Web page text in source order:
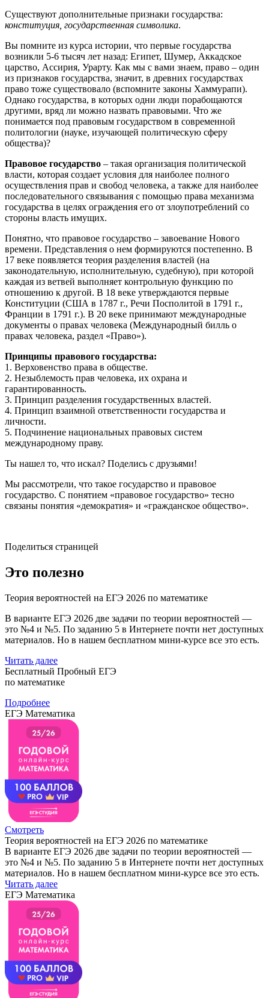
Существуют дополнительные признаки государства:
конституция, государственная символика.
Вы помните из курса истории, что первые государства
возникли 5-6 тысяч лет назад: Египет, Шумер, Аккадское
царство, Ассирия, Урарту. Как мы с вами знаем, право – один
из признаков государства, значит, в древних государствах
право тоже существовало (вспомните законы Хаммурапи).
Однако государства, в которых одни люди порабощаются
другими, вряд ли можно назвать правовыми. Что же
понимается под правовым государством в современной
политологии (науке, изучающей политическую сферу
общества)?
Правовое государство – такая организация политической
власти, которая создает условия для наиболее полного
осуществления прав и свобод человека, а также для наиболее
последовательного связывания с помощью права механизма
государства в целях ограждения его от злоупотреблений со
стороны власть имущих.
Понятно, что правовое государство – завоевание Нового
времени. Представления о нем формируются постепенно. В
17 веке появляется теория разделения властей (на
законодательную, исполнительную, судебную), при которой
каждая из ветвей выполняет контрольную функцию по
отношению к другой. В 18 веке утверждаются первые
Конституции (США в 1787 г., Речи Посполитой в 1791 г.,
Франции в 1791 г.). В 20 веке принимают международные
документы о правах человека (Международный билль о
правах человека, раздел «Право»).
Принципы правового государства:
1. Верховенство права в обществе.
2. Незыблемость прав человека, их охрана и
гарантированность.
3. Принцип разделения государственных властей.
4. Принцип взаимной ответственности государства и
личности.
5. Подчинение национальных правовых систем
международному праву.
Ты нашел то, что искал? Поделись с друзьями!
Мы рассмотрели, что такое государство и правовое
государство. С понятием «правовое государство» тесно
связаны понятия «демократия» и «гражданское общество».
Поделиться страницей
Это полезно
Теория вероятностей на ЕГЭ 2026 по математике
В варианте ЕГЭ 2026 две задачи по теории вероятностей —
это №4 и №5. По заданию 5 в Интернете почти нет доступных
материалов. Но в нашем бесплатном мини-курсе все это есть.
Читать далее
Бесплатный Пробный ЕГЭ
по математике
Подробнее
ЕГЭ Математика
Смотреть
Теория вероятностей на ЕГЭ 2026 по математике
В варианте ЕГЭ 2026 две задачи по теории вероятностей —
это №4 и №5. По заданию 5 в Интернете почти нет доступных
материалов. Но в нашем бесплатном мини-курсе все это есть.
Читать далее
ЕГЭ Математика